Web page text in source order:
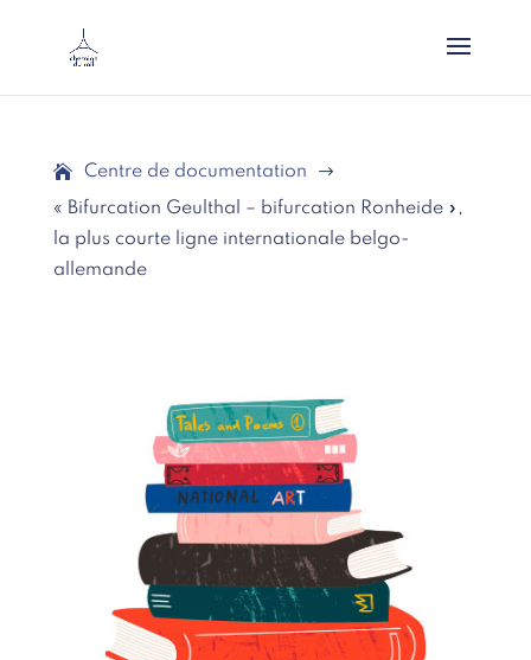
Centre de documentation
$
« Bifurcation Geulthal – bifurcation Ronheide »,
la plus courte ligne internationale belgo-
allemande